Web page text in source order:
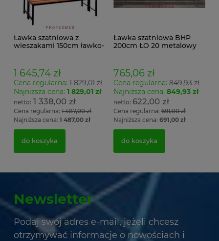
Ławka szatniowa z
wieszakami 150cm ławko-
1 645,74 zł
Cena regularna: 1 829,01 zł
Najniższa cena: 1 829,01 zł
1 338,00 zł
Cena regularna: 1 487,00 zł
Najniższa cena: 1 487,00 zł
do koszyka
Ławka szatniowa BHP
200cm ŁO 20 metalowy
765,06 zł
Cena regularna:849,93 zł
Najniższa cena: 849,93 zł
622,00 zł
Cena regularna:691,00 zł
Najniższa cena: 691,00 zł
do koszyka
Newsletter
Podaj swój adres e-mail, jeżeli chcesz
otrzymywać informacje o nowościach i